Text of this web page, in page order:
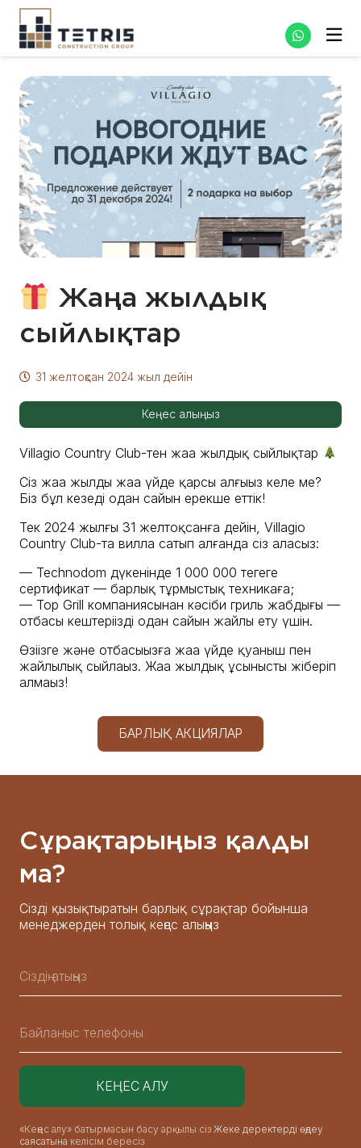
Жаңа жылдық
сыйлықтар
31 желтоқсан 2024 жыл дейін
Кеңес алыңыз
Villagio Country Club-тен жаңа жылдық сыйлықтар
Сіз жаңа жылды жаңа үйде қарсы алғыңыз келе ме?
Біз бұл кезеңді одан сайын ерекше еттік!
Тек 2024 жылғы 31 желтоқсанға дейін, Villagio
Country Club-та вилла сатып алғанда сіз аласыз:
— Technodom дүкенінде 1 000 000 теңгеге
сертификат — барлық тұрмыстық техникаға;
— Top Grill компаниясынан кәсіби гриль жабдығы —
отбасы кештеріңізді одан сайын жайлы ету үшін.
Өзіңізге және отбасыңызға жаңа үйде қуаныш пен
жайлылық сыйлаңыз. Жаңа жылдық ұсынысты жіберіп
алмаңыз!
БАРЛЫҚ АКЦИЯЛАР
Сұрақтарыңыз қалды
ма?
Сізді қызықтыратын барлық сұрақтар бойынша
менеджерден толық кеңес алыңыз
«Кеңес алу» батырмасын басу арқылы сіз Жеке деректерді өңдеу
саясатына келісім бересіз